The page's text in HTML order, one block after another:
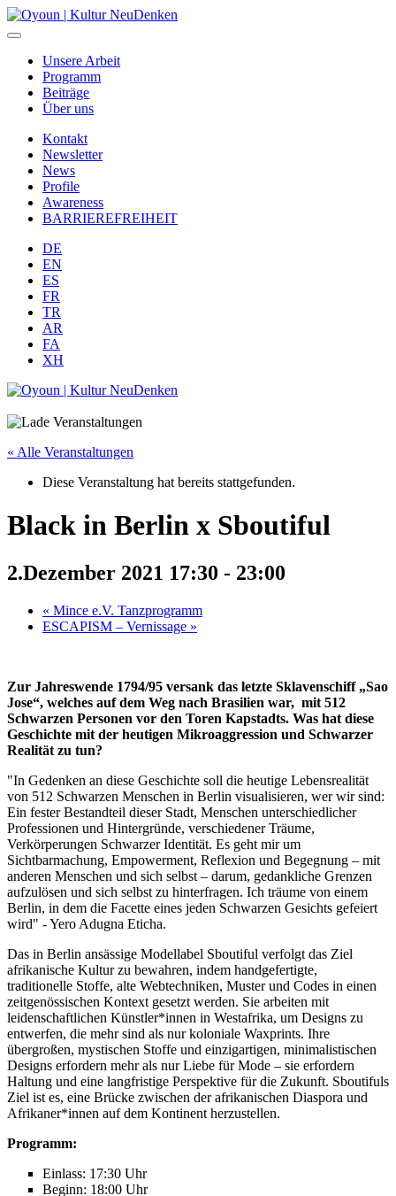
Unsere Arbeit
Programm
Beiträge
Über uns
Kontakt
Newsletter
News
Profile
Awareness
BARRIEREFREIHEIT
DE
EN
ES
FR
TR
AR
FA
XH
« Alle Veranstaltungen
Diese Veranstaltung hat bereits stattgefunden.
Black in Berlin x Sboutiful
2.Dezember 2021 17:30 - 23:00
« Mince e.V. Tanzprogramm
ESCAPISM – Vernissage »
Zur Jahreswende 1794/95 versank das letzte Sklavenschiff „Sao
Jose“, welches auf dem Weg nach Brasilien war, mit 512
Schwarzen Personen vor den Toren Kapstadts. Was hat diese
Geschichte mit der heutigen Mikroaggression und Schwarzer
Realität zu tun?
"In Gedenken an diese Geschichte soll die heutige Lebensrealität
von 512 Schwarzen Menschen in Berlin visualisieren, wer wir sind:
Ein fester Bestandteil dieser Stadt, Menschen unterschiedlicher
Professionen und Hintergründe, verschiedener Träume,
Verkörperungen Schwarzer Identität. Es geht mir um
Sichtbarmachung, Empowerment, Reflexion und Begegnung – mit
anderen Menschen und sich selbst – darum, gedankliche Grenzen
aufzulösen und sich selbst zu hinterfragen. Ich träume von einem
Berlin, in dem die Facette eines jeden Schwarzen Gesichts gefeiert
wird" - Yero Adugna Eticha.
Das in Berlin ansässige Modellabel Sboutiful verfolgt das Ziel
afrikanische Kultur zu bewahren, indem handgefertigte,
traditionelle Stoffe, alte Webtechniken, Muster und Codes in einen
zeitgenössischen Kontext gesetzt werden. Sie arbeiten mit
leidenschaftlichen Künstler*innen in Westafrika, um Designs zu
entwerfen, die mehr sind als nur koloniale Waxprints. Ihre
übergroßen, mystischen Stoffe und einzigartigen, minimalistischen
Designs erfordern mehr als nur Liebe für Mode – sie erfordern
Haltung und eine langfristige Perspektive für die Zukunft. Sboutifuls
Ziel ist es, eine Brücke zwischen der afrikanischen Diaspora und
Afrikaner*innen auf dem Kontinent herzustellen.
Programm:
Einlass: 17:30 Uhr
Beginn: 18:00 Uhr